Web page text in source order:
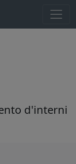
d'interni